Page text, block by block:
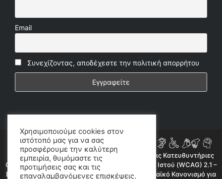
Email
Συνεχίζοντας, αποδέχεστε την πολιτική απορρήτου
Η ιστοσελίδα μας συμμορφώνεται εν μέρει με τις Κατευθυντήριες
Οδηγίες για την Προσβασιμότητα Περιεχομένου Ιστού (WCAG) 2.1 –
Επίπεδο AA, όπως προβλέπεται από τον Ευρωπαϊκό Κανονισμό για
Χρησιμοποιούμε cookies στον
ιστότοπό μας για να σας
προσφέρουμε την καλύτερη
εμπειρία, θυμόμαστε τις
προτιμήσεις σας και τις
επαναλαμβανόμενες επισκέψεις.